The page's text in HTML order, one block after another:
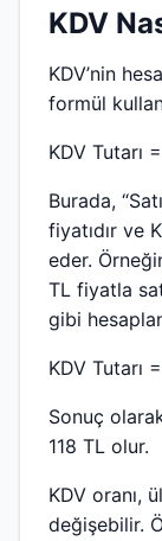
KDV
KDV’nin
formül
KDV Tutarı
Burada,
fiyatıdır ve
eder.
TL fiyatla
gibi
KDV Tutarı
Sonuç
118 TL olur.
KDV oranı,
değişebilir.